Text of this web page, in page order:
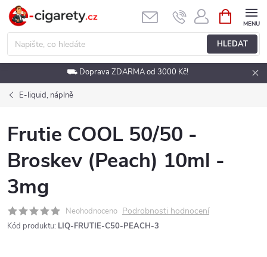
Přejít
obsah
HLEDAT
NÁKUPNÍ
KOŠÍK
⛟ Doprava ZDARMA od 3000 Kč!
E-liquid, náplně
Frutie COOL 50/50 -
Broskev (Peach) 10ml -
3mg
Neohodnoceno Podrobnosti hodnocení
Kód produktu: LIQ-FRUTIE-C50-PEACH-3